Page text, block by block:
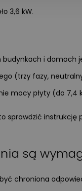
3,6 kW.
i domach
(trzy fazy,
mocy płyty (do 7,4
sprawdzić
są
chroniona